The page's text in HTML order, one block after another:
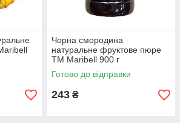
Чорна смородина
натуральне фруктове пюре
ТМ Maribell 900 г
Готово до відправки
243 ₴